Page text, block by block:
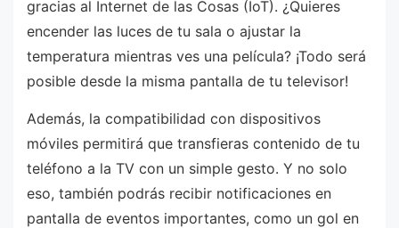
gracias al Internet de las Cosas (IoT). ¿Quieres
encender las luces de tu sala o ajustar la
temperatura mientras ves una película? ¡Todo será
posible desde la misma pantalla de tu televisor!
Además, la compatibilidad con dispositivos
móviles permitirá que transfieras contenido de tu
teléfono a la TV con un simple gesto. Y no solo
eso, también podrás recibir notificaciones en
pantalla de eventos importantes, como un gol en